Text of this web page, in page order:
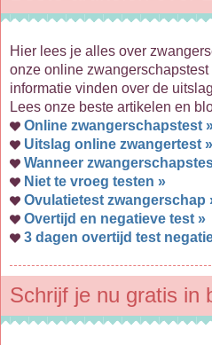
Hier lees je alles over
onze online
informatie vinden over de
Lees onze beste artikelen en
Online zwangerschapstest
Uitslag online zwangertest »
Wanneer
Niet te vroeg testen »
Ovulatietest zwangerschap
Overtijd en negatieve test »
3 dagen overtijd test
Schrijf je nu gratis in